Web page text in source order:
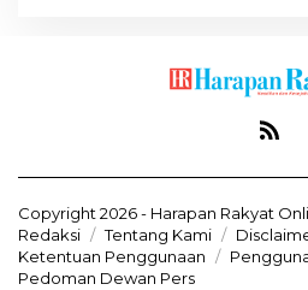
Copyright 2026 - Harapan Rakyat
Redaksi
Tentang Kami
Ketentuan Penggunaan
Pedoman Dewan Pers